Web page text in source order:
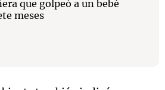
que golpeó a un bebé
meses